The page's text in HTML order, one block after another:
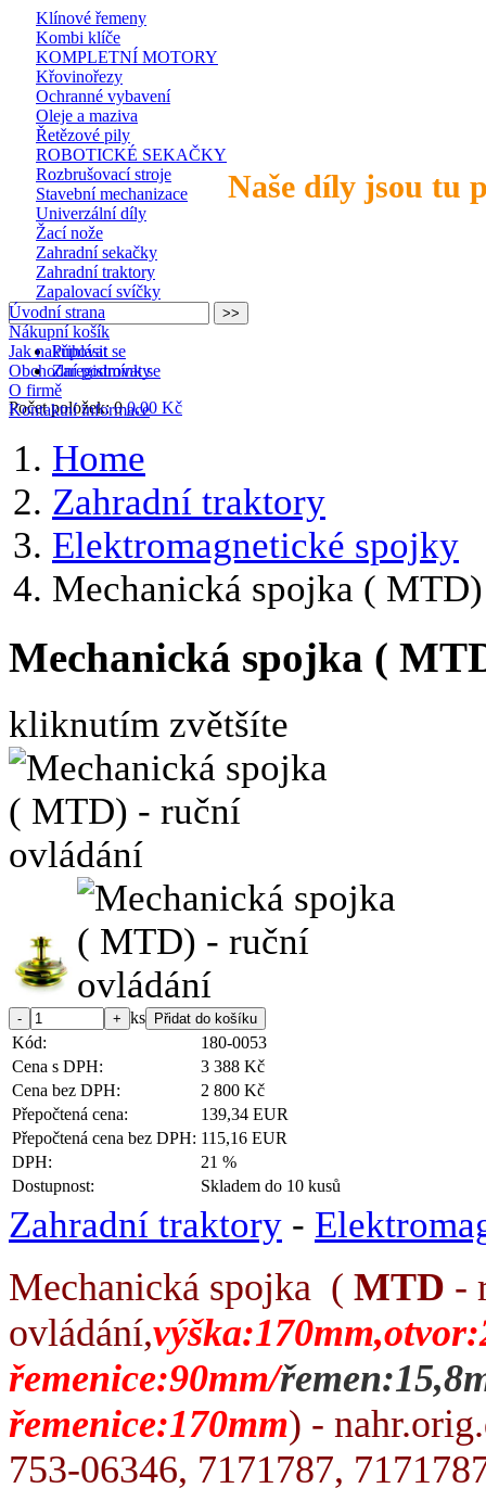
Naše díly jsou tu
Klínové řemeny
Kombi klíče
KOMPLETNÍ MOTORY
Křovinořezy
Ochranné vybavení
Oleje a maziva
Řetězové pily
ROBOTICKÉ SEKAČKY
Rozbrušovací stroje
Stavební mechanizace
Univerzální díly
Žací nože
Zahradní sekačky
Zahradní traktory
Zapalovací svíčky
Přihlásit se
Zaregistrovat se
Počet položek: 0 0,00 Kč
Úvodní strana
Nákupní košík
Jak nakupovat
Obchodní podmínky
O firmě
Kontaktní informace
Home
Zahradní traktory
Elektromagnetické spojky
Mechanická spojka (
Mechanická spojka (
kliknutím zvětšíte
ks
Kód:
180-0053
Cena s DPH:
3 388 Kč
Cena bez DPH:
2 800 Kč
Přepočtená cena:
139,34 EUR
Přepočtená cena bez DPH: 115,16 EUR
DPH:
21 %
Dostupnost:
Skladem do 10 kusů
Zahradní traktory -
Mechanická spojka ( MTD -
ovládání,
řemenice:90mm/
řemenice:170mm) -
753-06346, 7171787,